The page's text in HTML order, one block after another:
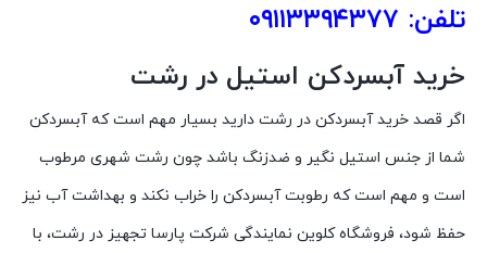
تلفن: ۰۹۱۱۳۳۹۴۳۷۷
خرید آبسردکن استیل در رشت
اگر قصد خرید آبسردکن در رشت دارید بسیار مهم است که آبسردکن
شما از جنس استیل نگیر و ضدزنگ باشد چون رشت شهری مرطوب
است و مهم است که رطوبت آبسردکن را خراب نکند و بهداشت آب نیز
حفظ شود، فروشگاه کلوین نمایندگی شرکت پارسا تجهیز در رشت، با